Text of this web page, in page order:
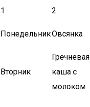
1
2
ПонедельникОвсянка
Вторник
Гречневая
каша с
молоком